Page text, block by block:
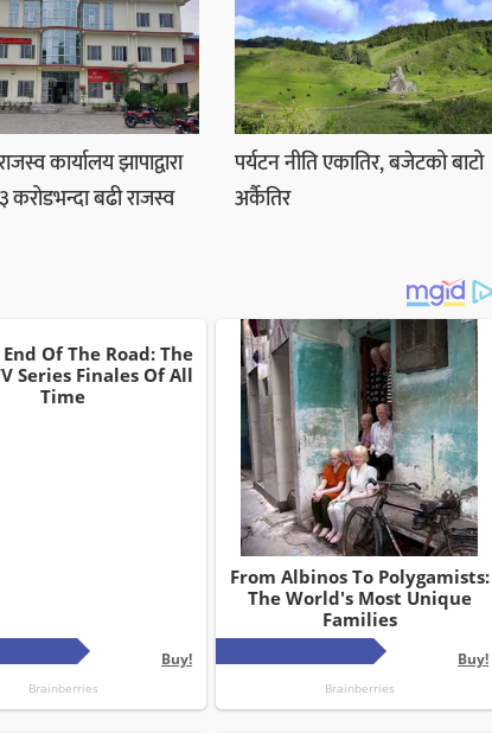
कार्यालय झापाद्वारा
करोडभन्दा बढी राजस्व
पर्यटन नीति एकातिर, बजेटको बाटो
अर्कैतिर